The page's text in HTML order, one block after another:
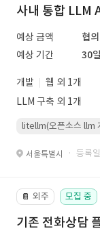
사내 통합 LLM
예상 금액
협
예상 기간
30일
개발
웹 외 1개
LLM 구축 외 1개
litellm(오픈소스 llm
서울특별시 · 등록
📔 외주 모집 중
기존 전화상담